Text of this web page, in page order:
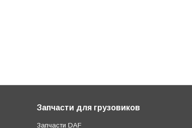
Запчасти для грузовиков
Запчасти DAF